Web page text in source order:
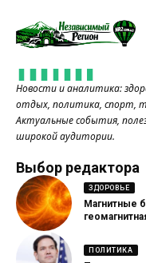
Новости и аналитика:
отдых, политика, спорт,
Актуальные события,
широкой аудитории.
Выбор редактора
ЗДОРОВЬЕ
Магнитные
ПОЛИТИКА